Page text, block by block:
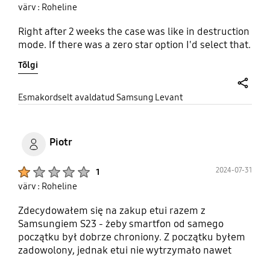
värv : Roheline
Right after 2 weeks the case was like in destruction
mode. If there was a zero star option I'd select that.
Tõlgi
Esmakordselt avaldatud Samsung Levant
Piotr
1 2024-07-31
värv : Roheline
Zdecydowałem się na zakup etui razem z
Samsungiem S23 - żeby smartfon od samego
początku był dobrze chroniony. Z początku byłem
zadowolony, jednak etui nie wytrzymało nawet